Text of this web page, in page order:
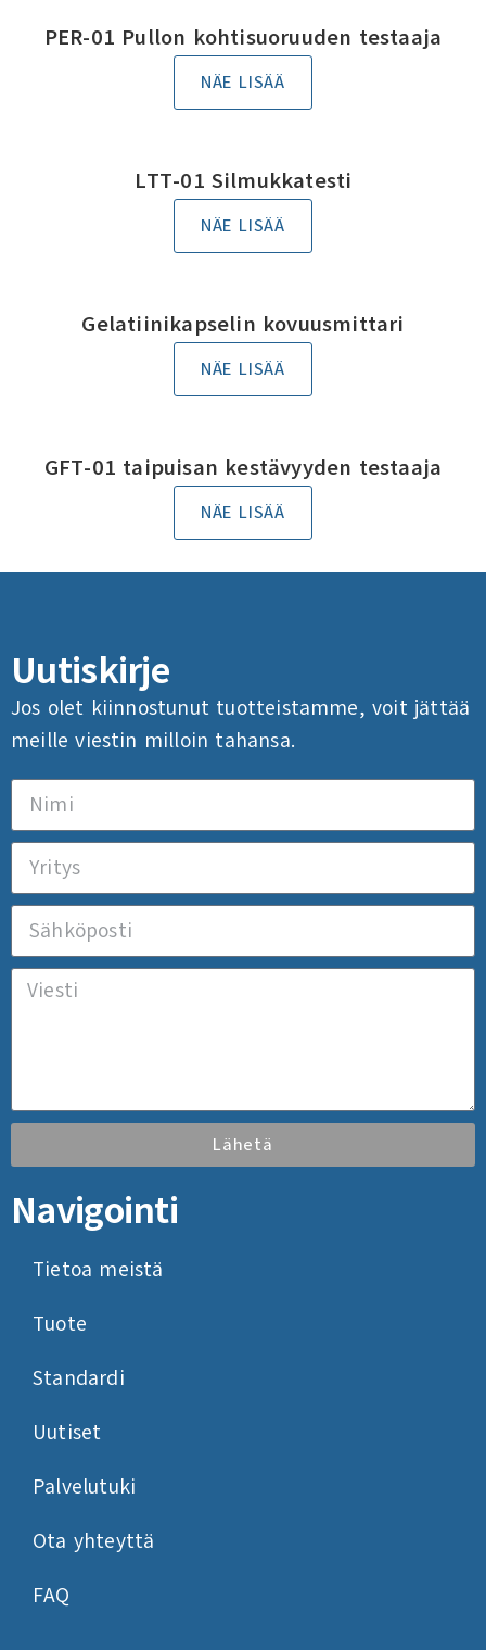
PER-01 Pullon kohtisuoruuden testaaja
NÄE LISÄÄ
LTT-01 Silmukkatesti
NÄE LISÄÄ
Gelatiinikapselin kovuusmittari
NÄE LISÄÄ
GFT-01 taipuisan kestävyyden testaaja
NÄE LISÄÄ
Uutiskirje
Jos olet kiinnostunut tuotteistamme, voit jättää
meille viestin milloin tahansa.
Lähetä
Navigointi
Tietoa meistä
Tuote
Standardi
Uutiset
Palvelutuki
Ota yhteyttä
FAQ